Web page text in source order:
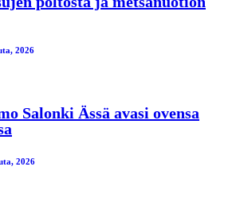
2026
Salonki Ässä avasi ovensa
2026